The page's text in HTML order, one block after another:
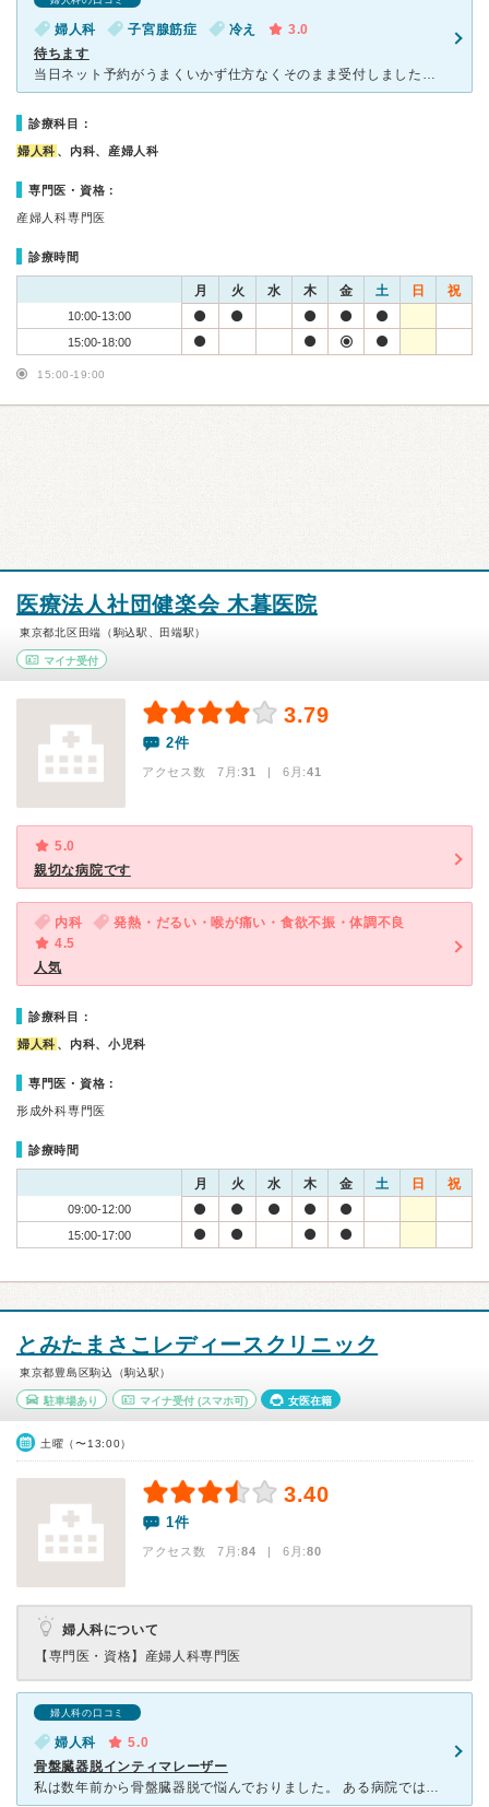
婦人科 子宮腺筋症 冷え
3.0
待ちます
当日ネット予約がうまくいかず仕方なくそのまま受付しました。 午後3時に受付して、途中看護師の問診等があったものの2時間以上待ちました。 後は受付も看護師もそして医師も大変丁寧ですし、アクセスもよく
診療科目：
婦人科 、内科、産婦人科
専門医・資格：
産婦人科専門医
診療時間
月 火 水 木 金 土 日 祝
10:00-13:00
15:00-18:00
15:00-19:00
医療法人社団健楽会 木暮医院
東京都北区田端（駒込駅、田端駅）
マイナ受付
3.79
2件
アクセス数 7月:31 | 6月:41
5.0
親切な病院です
内科
発熱・だるい・喉が痛い・食欲不振・体調不良
4.5
人気
診療科目：
婦人科 、内科、小児科
専門医・資格：
形成外科専門医
診療時間
月 火 水 木 金 土 日 祝
09:00-12:00
15:00-17:00
とみたまさこレディースクリニック
東京都豊島区駒込（駒込駅）
駐車場あり マイナ受付(スマホ可) 女医在籍
土曜（〜13:00）
3.40
1件
アクセス数 7月:84 | 6月:80
婦人科について
【専門医・資格】 産婦人科専門医
婦人科の口コミ
婦人科
5.0
骨盤臓器脱インティマレーザー
私は数年前から骨盤臓器脱で悩んでおりました。 ある病院では手術をすすめられましたが、決断に至らず、何か良い治療法はないかと色々調べました。 その結果、こちらのクリニックでやっているインティ